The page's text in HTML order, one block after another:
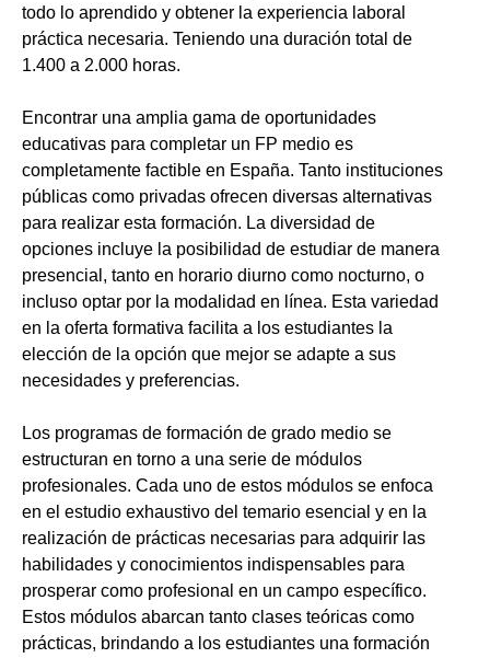
todo lo aprendido y obtener la experiencia laboral
práctica necesaria. Teniendo una duración total de
1.400 a 2.000 horas.
Encontrar una amplia gama de oportunidades
educativas para completar un FP medio es
completamente factible en España. Tanto instituciones
públicas como privadas ofrecen diversas alternativas
para realizar esta formación. La diversidad de
opciones incluye la posibilidad de estudiar de manera
presencial, tanto en horario diurno como nocturno, o
incluso optar por la modalidad en línea. Esta variedad
en la oferta formativa facilita a los estudiantes la
elección de la opción que mejor se adapte a sus
necesidades y preferencias.
Los programas de formación de grado medio se
estructuran en torno a una serie de módulos
profesionales. Cada uno de estos módulos se enfoca
en el estudio exhaustivo del temario esencial y en la
realización de prácticas necesarias para adquirir las
habilidades y conocimientos indispensables para
prosperar como profesional en un campo específico.
Estos módulos abarcan tanto clases teóricas como
prácticas, brindando a los estudiantes una formación